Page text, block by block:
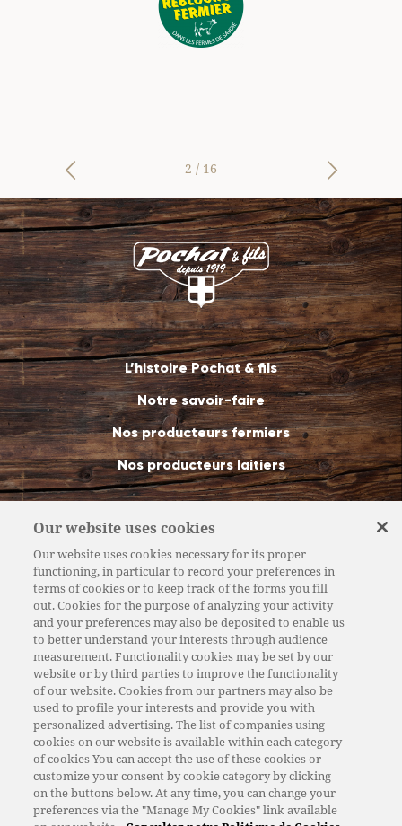
2 / 16
L’histoire Pochat & fils
Notre savoir-faire
Nos producteurs fermiers
Nos producteurs laitiers
Nos fromageries
Nos fromages de Savoie
Nos magasins de vente directe
Nos métiers
Nos recettes
Actualités
Recrutement
Contact
Our website uses cookies
Our website uses cookies necessary for its proper
functioning, in particular to record your preferences in
terms of cookies or to keep track of the forms you fill
out. Cookies for the purpose of analyzing your activity
and your preferences may also be deposited to enable us
to better understand your interests through audience
measurement. Functionality cookies may be set by our
website or by third parties to improve the functionality
of our website. Cookies from our partners may also be
used to profile your interests and provide you with
personalized advertising. The list of companies using
cookies on our website is available within each category
of cookies You can accept the use of these cookies or
customize your consent by cookie category by clicking
on the buttons below. At any time, you can change your
preferences via the "Manage My Cookies" link available